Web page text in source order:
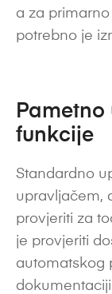
a za
potrebno je
funkcije
Standardno
upravljačem,
provjeriti za
je provjeriti
automatskog